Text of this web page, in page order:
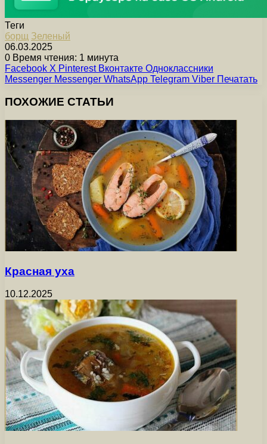
Теги
борщ Зеленый
06.03.2025
0 Время чтения: 1 минута
Facebook X Pinterest Вконтакте Одноклассники
Messenger Messenger WhatsApp Telegram Viber Печатать
ПОХОЖИЕ СТАТЬИ
Красная уха
10.12.2025